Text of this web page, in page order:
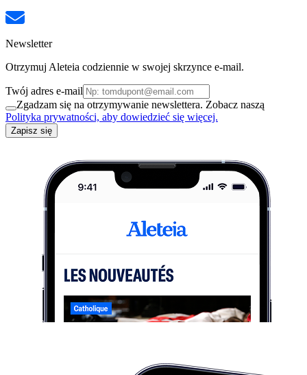
Newsletter
Otrzymuj Aleteia codziennie w swojej skrzynce e-mail.
Twój adres e-mail
Zgadzam się na otrzymywanie newslettera. Zobacz naszą
Polityka prywatności, aby dowiedzieć się więcej.
Zapisz się